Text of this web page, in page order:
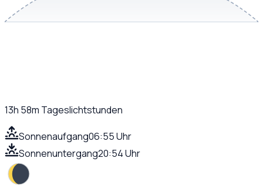
13h 58m Tageslichtstunden
Sonnenaufgang06:55 Uhr
Sonnenuntergang20:54 Uhr